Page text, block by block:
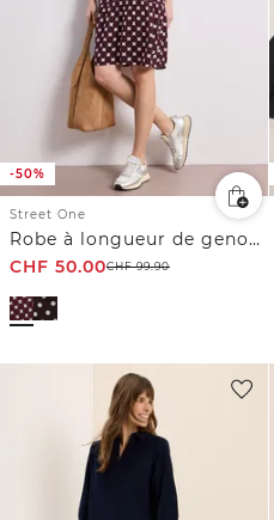
-50%
Street One
Robe à longueur de genou avec col fendu et imprimé
CHF 50.00CHF99.90